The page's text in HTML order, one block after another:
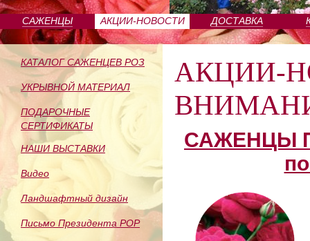
САЖЕНЦЫ
ПИТОМНИКА
АКЦИИ-НОВОСТИ ДОСТАВКА
КАТАЛОГ САЖЕНЦЕВ РОЗ
УКРЫВНОЙ МАТЕРИАЛ
ПОДАРОЧНЫЕ
СЕРТИФИКАТЫ
НАШИ ВЫСТАВКИ
Видео
Ландшафтный дизайн
Письмо Президента РОР
АКЦИИ-
САЖЕНЦЫ